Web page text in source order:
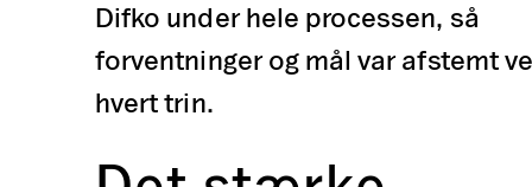
Difko under hele processen, så
forventninger og mål var afstemt
hvert trin.